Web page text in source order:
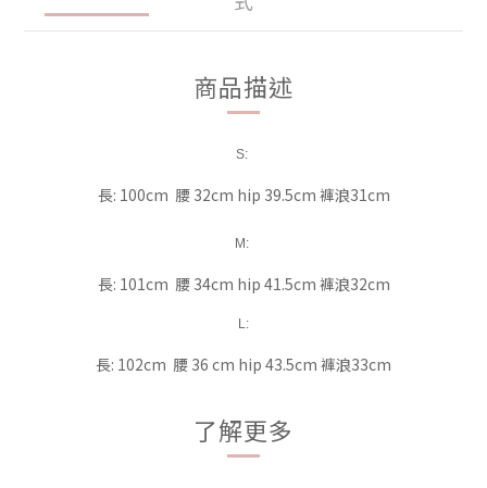
商品描述
S:
長: 100cm 腰 32cm hip 39.5cm 褲浪31cm
M:
長: 101cm 腰 34cm hip 41.5cm 褲浪32cm
L:
長: 102cm 腰 36 cm hip 43.5cm 褲浪33cm
了解更多